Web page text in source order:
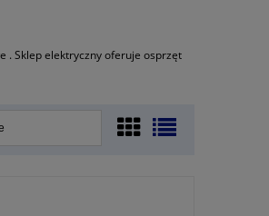
. Sklep elektryczny oferuje osprzęt